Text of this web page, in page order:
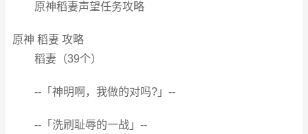
原神稻妻声望任务攻略
原神 稻妻 攻略
稻妻（39个）
--「神明啊，我做的对吗?」--
--「洗刷耻辱的一战」--